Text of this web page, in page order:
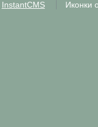
InstantCMS Иконки